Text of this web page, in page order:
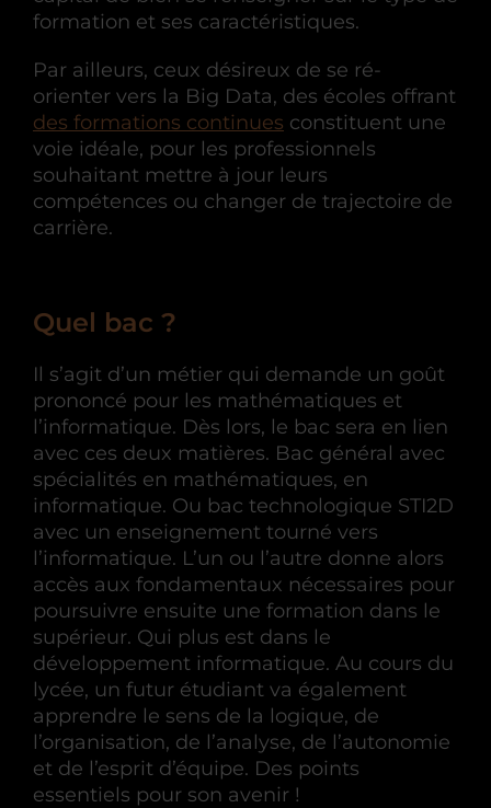
formation et ses caractéristiques.
Par ailleurs, ceux désireux de se ré-
orienter vers la Big Data, des écoles offrant
des formations continues constituent une
voie idéale, pour les professionnels
souhaitant mettre à jour leurs
compétences ou changer de trajectoire de
carrière.
Quel bac ?
Il s’agit d’un métier qui demande un goût
prononcé pour les mathématiques et
l’informatique. Dès lors, le bac sera en lien
avec ces deux matières. Bac général avec
spécialités en mathématiques, en
informatique. Ou bac technologique STI2D
avec un enseignement tourné vers
l’informatique. L’un ou l’autre donne alors
accès aux fondamentaux nécessaires pour
poursuivre ensuite une formation dans le
supérieur. Qui plus est dans le
développement informatique. Au cours du
lycée, un futur étudiant va également
apprendre le sens de la logique, de
l’organisation, de l’analyse, de l’autonomie
et de l’esprit d’équipe. Des points
essentiels pour son avenir !